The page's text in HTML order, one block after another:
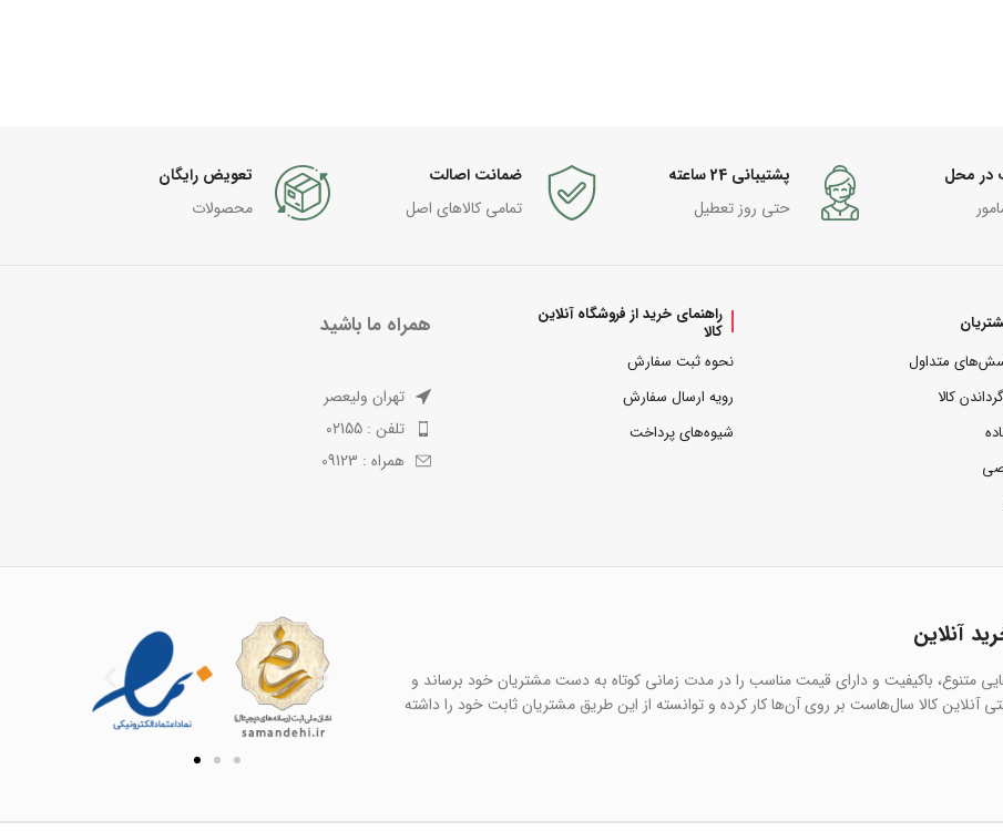
در محل
پشتیبانی 24 ساعته
حتی روز تعطیل
ضمانت اصالت
تمامی کالاهای اصل
تعویض رایگان
محصولات
متداول
کالا
راهنمای خرید از فروشگاه آنلاین
کالا
نحوه ثبت سفارش
رویه ارسال سفارش
شیوه‌های پرداخت
همراه ما باشید
تهران ولیعصر
تلفن : 02155
همراه : 09123
آنلاین
متنوع، باکیفیت و دارای قیمت مناسب را در مدت زمانی کوتاه به دست مشتریان خود برساند و
آنلاین کالا سال‌هاست بر روی آن‌ها کار کرده و توانسته از این طریق مشتریان ثابت خود را داشته